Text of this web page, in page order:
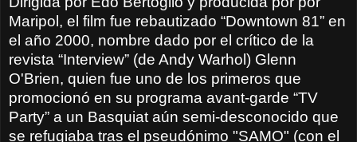
Maripol, el film fue rebautizado “Downtown 81” en
el año 2000, nombre dado por el crítico de la
revista “Interview” (de Andy Warhol) Glenn
O'Brien, quien fue uno de los primeros que
promocionó en su programa avant-garde “TV
Party” a un Basquiat aún semi-desconocido que
se refugiaba tras el pseudónimo "SAMO" (con el